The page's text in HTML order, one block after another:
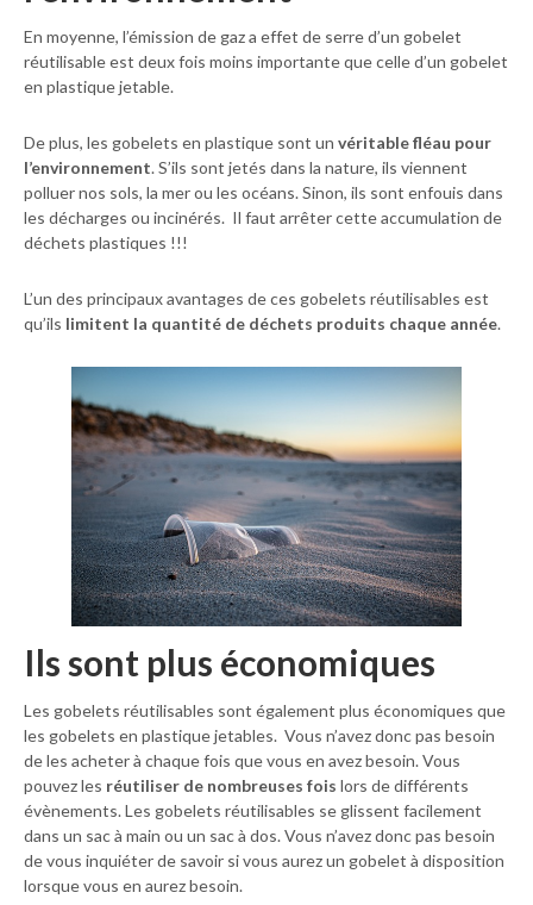
En moyenne, l’émission de gaz a effet de serre d’un gobelet
réutilisable est deux fois moins importante que celle d’un gobelet
en plastique jetable.
De plus, les gobelets en plastique sont un véritable fléau pour
l’environnement. S’ils sont jetés dans la nature, ils viennent
polluer nos sols, la mer ou les océans. Sinon, ils sont enfouis dans
les décharges ou incinérés. Il faut arrêter cette accumulation de
déchets plastiques !!!
L’un des principaux avantages de ces gobelets réutilisables est
qu’ils limitent la quantité de déchets produits chaque année.
Ils sont plus économiques
Les gobelets réutilisables sont également plus économiques que
les gobelets en plastique jetables. Vous n’avez donc pas besoin
de les acheter à chaque fois que vous en avez besoin. Vous
pouvez les réutiliser de nombreuses fois lors de différents
évènements. Les gobelets réutilisables se glissent facilement
dans un sac à main ou un sac à dos. Vous n’avez donc pas besoin
de vous inquiéter de savoir si vous aurez un gobelet à disposition
lorsque vous en aurez besoin.